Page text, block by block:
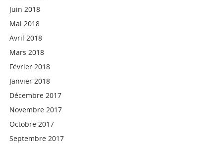
Juin 2018
Mai 2018
Avril 2018
Mars 2018
Février 2018
Janvier 2018
Décembre 2017
Novembre 2017
Octobre 2017
Septembre 2017